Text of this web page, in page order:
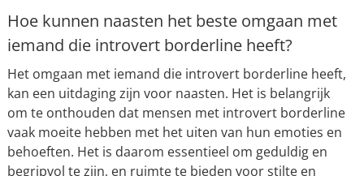
Hoe kunnen naasten het beste omgaan met
iemand die introvert borderline heeft?
Het omgaan met iemand die introvert borderline heeft,
kan een uitdaging zijn voor naasten. Het is belangrijk
om te onthouden dat mensen met introvert borderline
vaak moeite hebben met het uiten van hun emoties en
behoeften. Het is daarom essentieel om geduldig en
begripvol te zijn, en ruimte te bieden voor stilte en